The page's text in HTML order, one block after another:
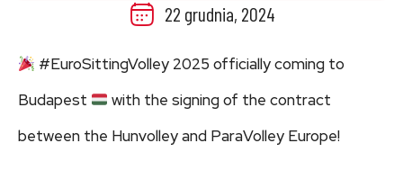
22 grudnia, 2024
#EuroSittingVolley 2025 officially coming to
Budapest
with the signing of the contract
between the Hunvolley and ParaVolley Europe!